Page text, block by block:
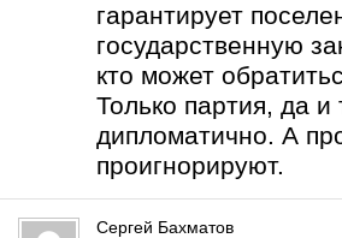
гарантирует
государственную
кто может
Только партия, да
дипломатично. А
проигнорируют.
Сергей Бахматов